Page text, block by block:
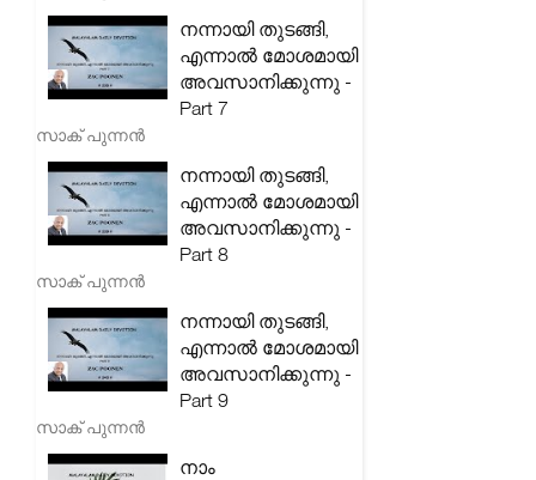
നന്നായി തുടങ്ങി,
എന്നാൽ മോശമായി
അവസാനിക്കുന്നു -
Part 7
സാക് പുന്നൻ
നന്നായി തുടങ്ങി,
എന്നാൽ മോശമായി
അവസാനിക്കുന്നു -
Part 8
സാക് പുന്നൻ
നന്നായി തുടങ്ങി,
എന്നാൽ മോശമായി
അവസാനിക്കുന്നു -
Part 9
സാക് പുന്നൻ
നാം